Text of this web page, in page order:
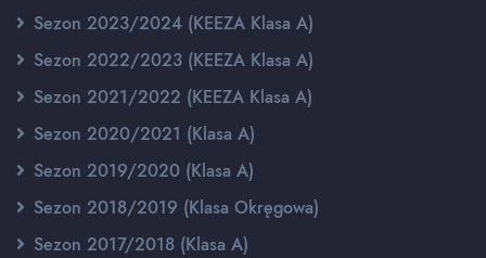
Sezon 2023/2024 (KEEZA Klasa A)
Sezon 2022/2023 (KEEZA Klasa A)
Sezon 2021/2022 (KEEZA Klasa A)
Sezon 2020/2021 (Klasa A)
Sezon 2019/2020 (Klasa A)
Sezon 2018/2019 (Klasa Okręgowa)
Sezon 2017/2018 (Klasa A)